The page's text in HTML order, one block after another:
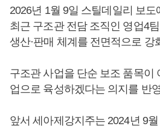
2026년 1월 9일 스틸데일리 보
최근 구조관 전담 조직인 영업4
생산·판매 체계를 전면적으로 강
구조관 사업을 단순 보조 품목이
업으로 육성하겠다는 의지를 반
앞서 세아제강지주는 2024년 9